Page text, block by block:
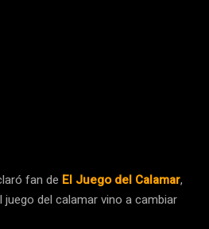
fan de El Juego del Calamar,
del calamar vino a cambiar